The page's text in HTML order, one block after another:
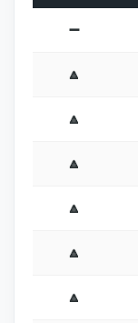
➖
🔼
🔼
🔼
🔼
🔼
🔼